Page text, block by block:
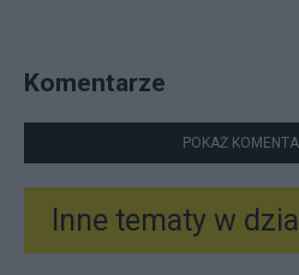
Komentarze
POKAŻ
Inne tematy w